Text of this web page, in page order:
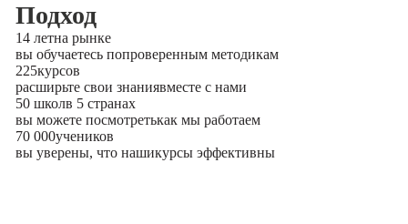
Подход
14 летна рынке
вы обучаетесь попроверенным методикам
225курсов
расширьте свои знаниявместе с нами
50 школв 5 странах
вы можете посмотретькак мы работаем
70 000учеников
вы уверены, что нашикурсы эффективны